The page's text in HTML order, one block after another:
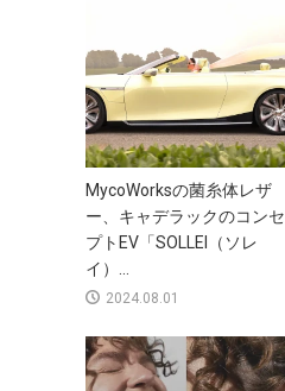
MycoWorksの菌糸体レザ
ー、キャデラックのコンセ
プトEV「SOLLEI（ソレ
イ）...
2024.08.01